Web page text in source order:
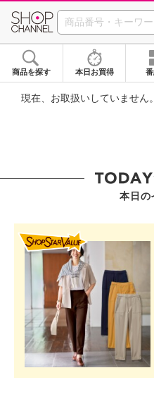
商品を探す 本日お買得
現在、お取扱いしていません。
本日の